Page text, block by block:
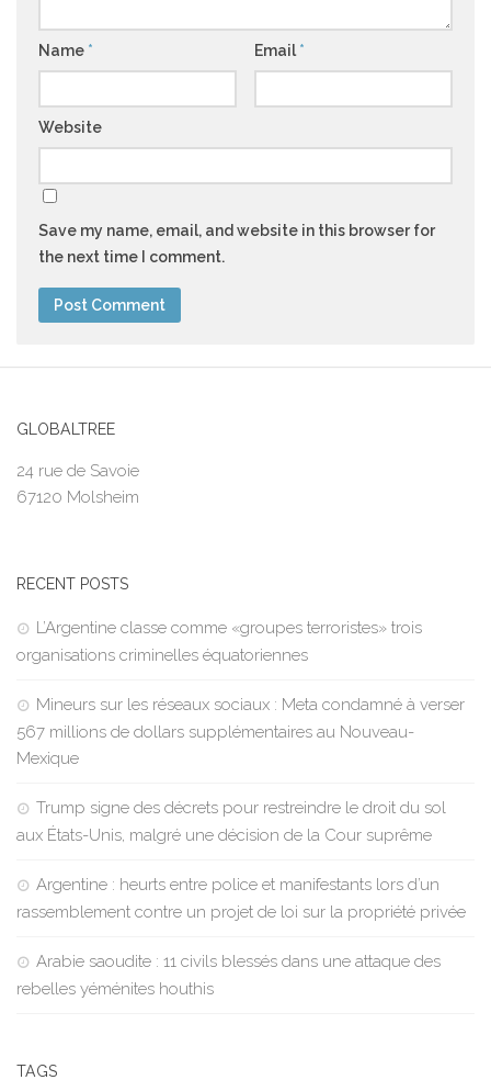
Name * Email *
Website
Save my name, email, and website in this browser for
the next time I comment.
GLOBALTREE
24 rue de Savoie
67120 Molsheim
RECENT POSTS
L’Argentine classe comme «groupes terroristes» trois
organisations criminelles équatoriennes
Mineurs sur les réseaux sociaux : Meta condamné à verser
567 millions de dollars supplémentaires au Nouveau-
Mexique
Trump signe des décrets pour restreindre le droit du sol
aux États-Unis, malgré une décision de la Cour suprême
Argentine : heurts entre police et manifestants lors d’un
rassemblement contre un projet de loi sur la propriété privée
Arabie saoudite : 11 civils blessés dans une attaque des
rebelles yéménites houthis
TAGS